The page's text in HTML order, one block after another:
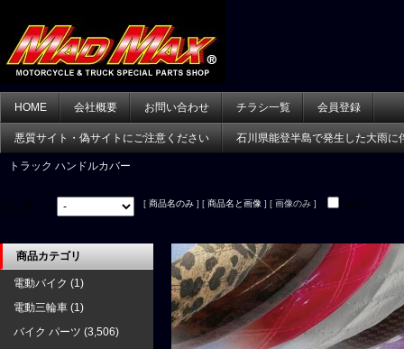
HOME 会社概要 お問い合わせ チラシ一覧 会員登録
悪質サイト・偽サイトにご注意ください 石川県能登半島で発生した大雨に
トラック ハンドルカバー
[ 商品名のみ ] [ 商品名と画像 ] [ 画像のみ ]
商品カテゴリ
電動バイク (1)
電動三輪車 (1)
バイク パーツ (3,506)